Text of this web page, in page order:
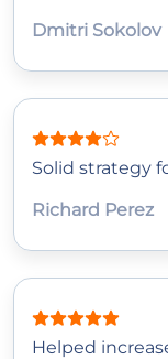
Dmitri Sokolov
Solid strategy
Richard Perez
Helped